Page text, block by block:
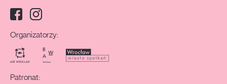
Media społecznościowe:
FacebookInstagram
Organizatorzy:
Patronat: